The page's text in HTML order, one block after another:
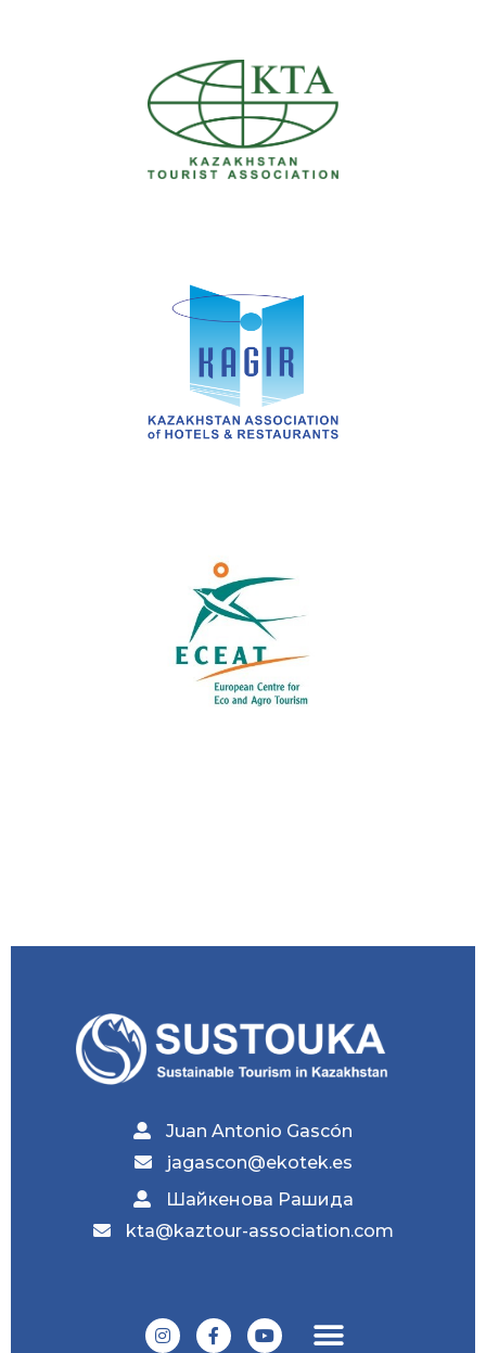
Juan Antonio Gascón
jagascon@ekotek.es
Шайкенова Рашида
kta@kaztour-association.com